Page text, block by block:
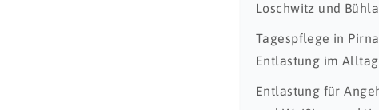
Loschwitz und
Tagespflege in
Entlastung im
Entlastung für